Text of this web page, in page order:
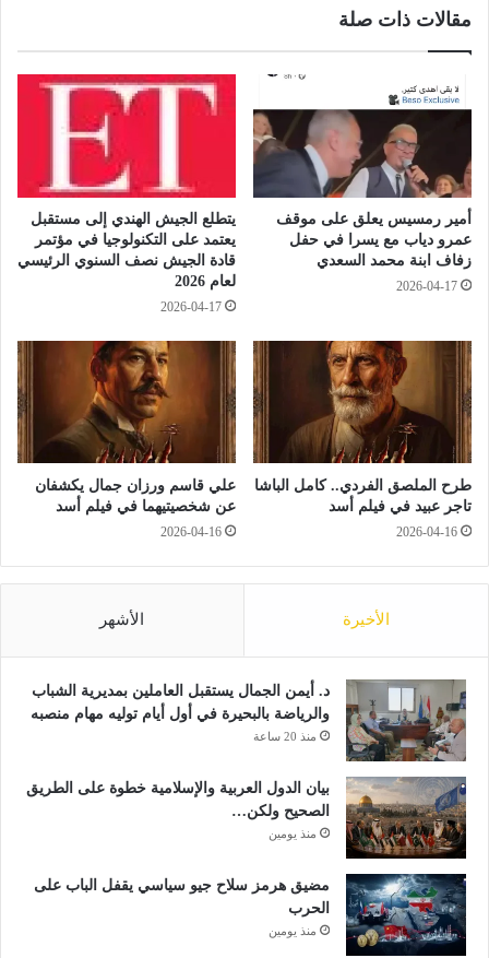
م
ل
ل
إ
ذ
ا
ع
ي
"
ا
ع
ة
ش
ي
ط
ن
"
ل
د
و
ن
أ
ط
ئ
ر
ا
ت
ا
ل
ا
ل
م
ق
ا
ت
ل
ة
ل
ر
ة
م
ن
ف
ر
س
مقالات ذات صلة
أمير رمسيس يعلق على موقف
عمرو دياب مع يسرا في حفل
زفاف ابنة محمد السعدي
2026-04-17
يتطلع الجيش الهندي إلى مستقبل
يعتمد على التكنولوجيا في مؤتمر
قادة الجيش نصف السنوي الرئيسي
لعام 2026
2026-04-17
طرح الملصق الفردي.. كامل الباشا
تاجر عبيد في فيلم أسد
2026-04-16
علي قاسم ورزان جمال يكشفان
عن شخصيتيهما في فيلم أسد
2026-04-16
الأخيرة الأشهر
د. أيمن الجمال يستقبل العاملين بمديرية الشباب
والرياضة بالبحيرة في أول أيام توليه مهام منصبه
منذ 20 ساعة
بيان الدول العربية والإسلامية خطوة على الطريق
الصحيح ولكن…
منذ يومين
مضيق هرمز سلاح جيو سياسي يقفل الباب على
الحرب
منذ يومين